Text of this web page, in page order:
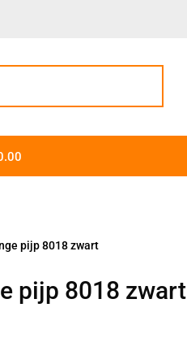
pijp 8018 zwart
pijp 8018 zwart